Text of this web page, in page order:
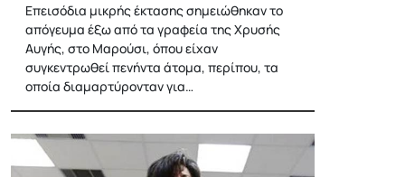
Επεισόδια μικρής έκτασης σημειώθηκαν το
απόγευμα έξω από τα γραφεία της Χρυσής
Αυγής, στο Μαρούσι, όπου είχαν
συγκεντρωθεί πενήντα άτομα, περίπου, τα
οποία διαμαρτύρονταν για…